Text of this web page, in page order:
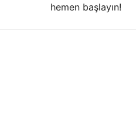
hemen başlayın!